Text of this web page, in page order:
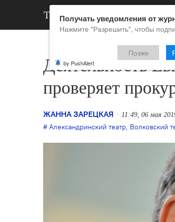
Деятельность
проверяет
ЖАННА ЗАРЕЦКАЯ 11:49, 06 мая
Александринский театр, Волковский
Получать уведомления от
Нажмите "Разрешить", чтобы
Позже
by PushAlert